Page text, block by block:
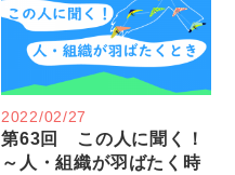
2022/02/27
第63回 この人に聞く！
～人・組織が羽ばたく時